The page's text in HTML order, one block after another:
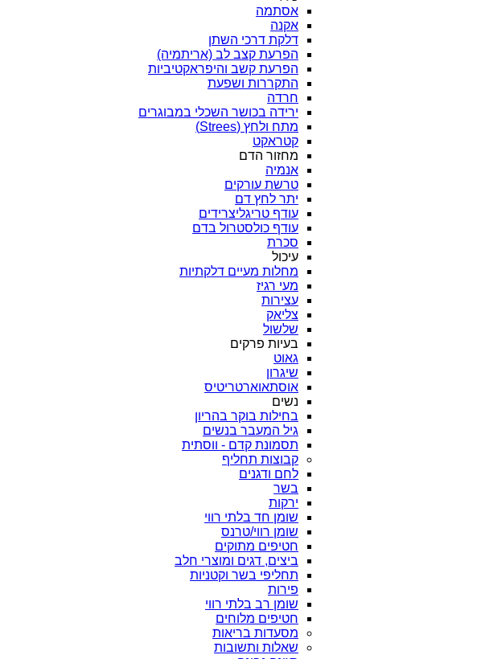
אסתמה
אקנה
דלקת דרכי השתן
הפרעת קצב לב (אריתמיה)
הפרעת קשב והיפראקטיביות
התקררות ושפעת
חרדה
ירידה בכושר השכלי במבוגרים
מתח ולחץ (Strees)
קטראקט
מחזור הדם
אנמיה
טרשת עורקים
יתר לחץ דם
עודף טריגליצרידים
עודף כולסטרול בדם
סכרת
עיכול
מחלות מעיים דלקתיות
מעי רגיז
עצירות
צליאק
שלשול
בעיות פרקים
גאוט
שיגרון
אוסתאוארטריטיס
נשים
בחילות בוקר בהריון
גיל המעבר בנשים
תסמונת קדם - ווסתית
קבוצות תחליף
לחם ודגנים
בשר
ירקות
שומן חד בלתי רווי
שומן רווי/טרנס
חטיפים מתוקים
ביצים, דגים ומוצרי חלב
תחליפי בשר וקטניות
פירות
שומן רב בלתי רווי
חטיפים מלוחים
מסעדות בריאות
שאלות ותשובות